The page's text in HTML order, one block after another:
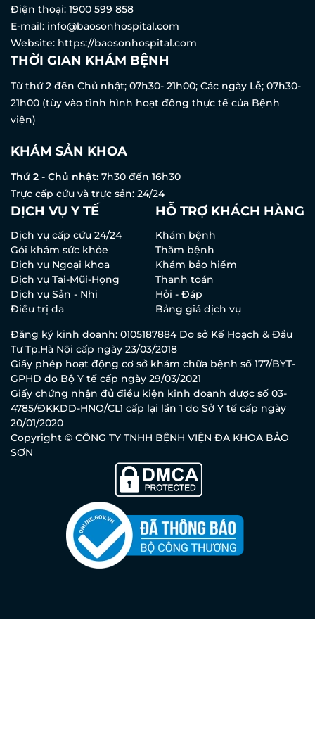
Điện thoại: 1900 599 858
E-mail: info@baosonhospital.com
Website: https://baosonhospital.com
THỜI GIAN KHÁM BỆNH
Từ thứ 2 đến Chủ nhật; 07h30- 21h00; Các ngày Lễ; 07h30-
21h00 (tùy vào tình hình hoạt động thực tế của Bệnh
viện)
KHÁM SẢN KHOA
Thứ 2 - Chủ nhật: 7h30 đến 16h30
Trực cấp cứu và trực sản: 24/24
DỊCH VỤ Y TẾ
Dịch vụ cấp cứu 24/24
Gói khám sức khỏe
Dịch vụ Ngoại khoa
Dịch vụ Tai-Mũi-Họng
Dịch vụ Sản - Nhi
Điều trị da
HỖ TRỢ KHÁCH HÀNG
Khám bệnh
Thăm bệnh
Khám bảo hiểm
Thanh toán
Hỏi - Đáp
Bảng giá dịch vụ
Đăng ký kinh doanh: 0105187884 Do sở Kế Hoạch & Đầu
Tư Tp.Hà Nội cấp ngày 23/03/2018
Giấy phép hoạt động cơ sở khám chữa bệnh số 177/BYT-
GPHD do Bộ Y tế cấp ngày 29/03/2021
Giấy chứng nhận đủ điều kiện kinh doanh dược số 03-
4785/ĐKKDD-HNO/CL1 cấp lại lần 1 do Sở Y tế cấp ngày
20/01/2020
Copyright © CÔNG TY TNHH BỆNH VIỆN ĐA KHOA BẢO
SƠN